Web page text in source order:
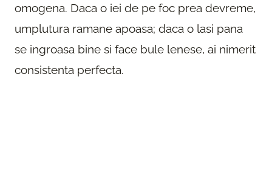
omogena. Daca o iei de pe foc prea devreme,
umplutura ramane apoasa; daca o lasi pana
se ingroasa bine si face bule lenese, ai nimerit
consistenta perfecta.